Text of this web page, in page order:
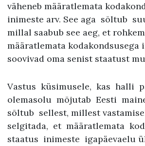
väheneb määratlemata
inimeste arv. See aga sõltub
millal saabub see aeg, et
määratlemata kodakondsusega
soovivad oma senist staatust
Vastus küsimusele, kas halli
olemasolu mõjutab Eesti
sõltub sellest, millest
selgitada, et määratlemata
staatus inimeste igapäevaelu